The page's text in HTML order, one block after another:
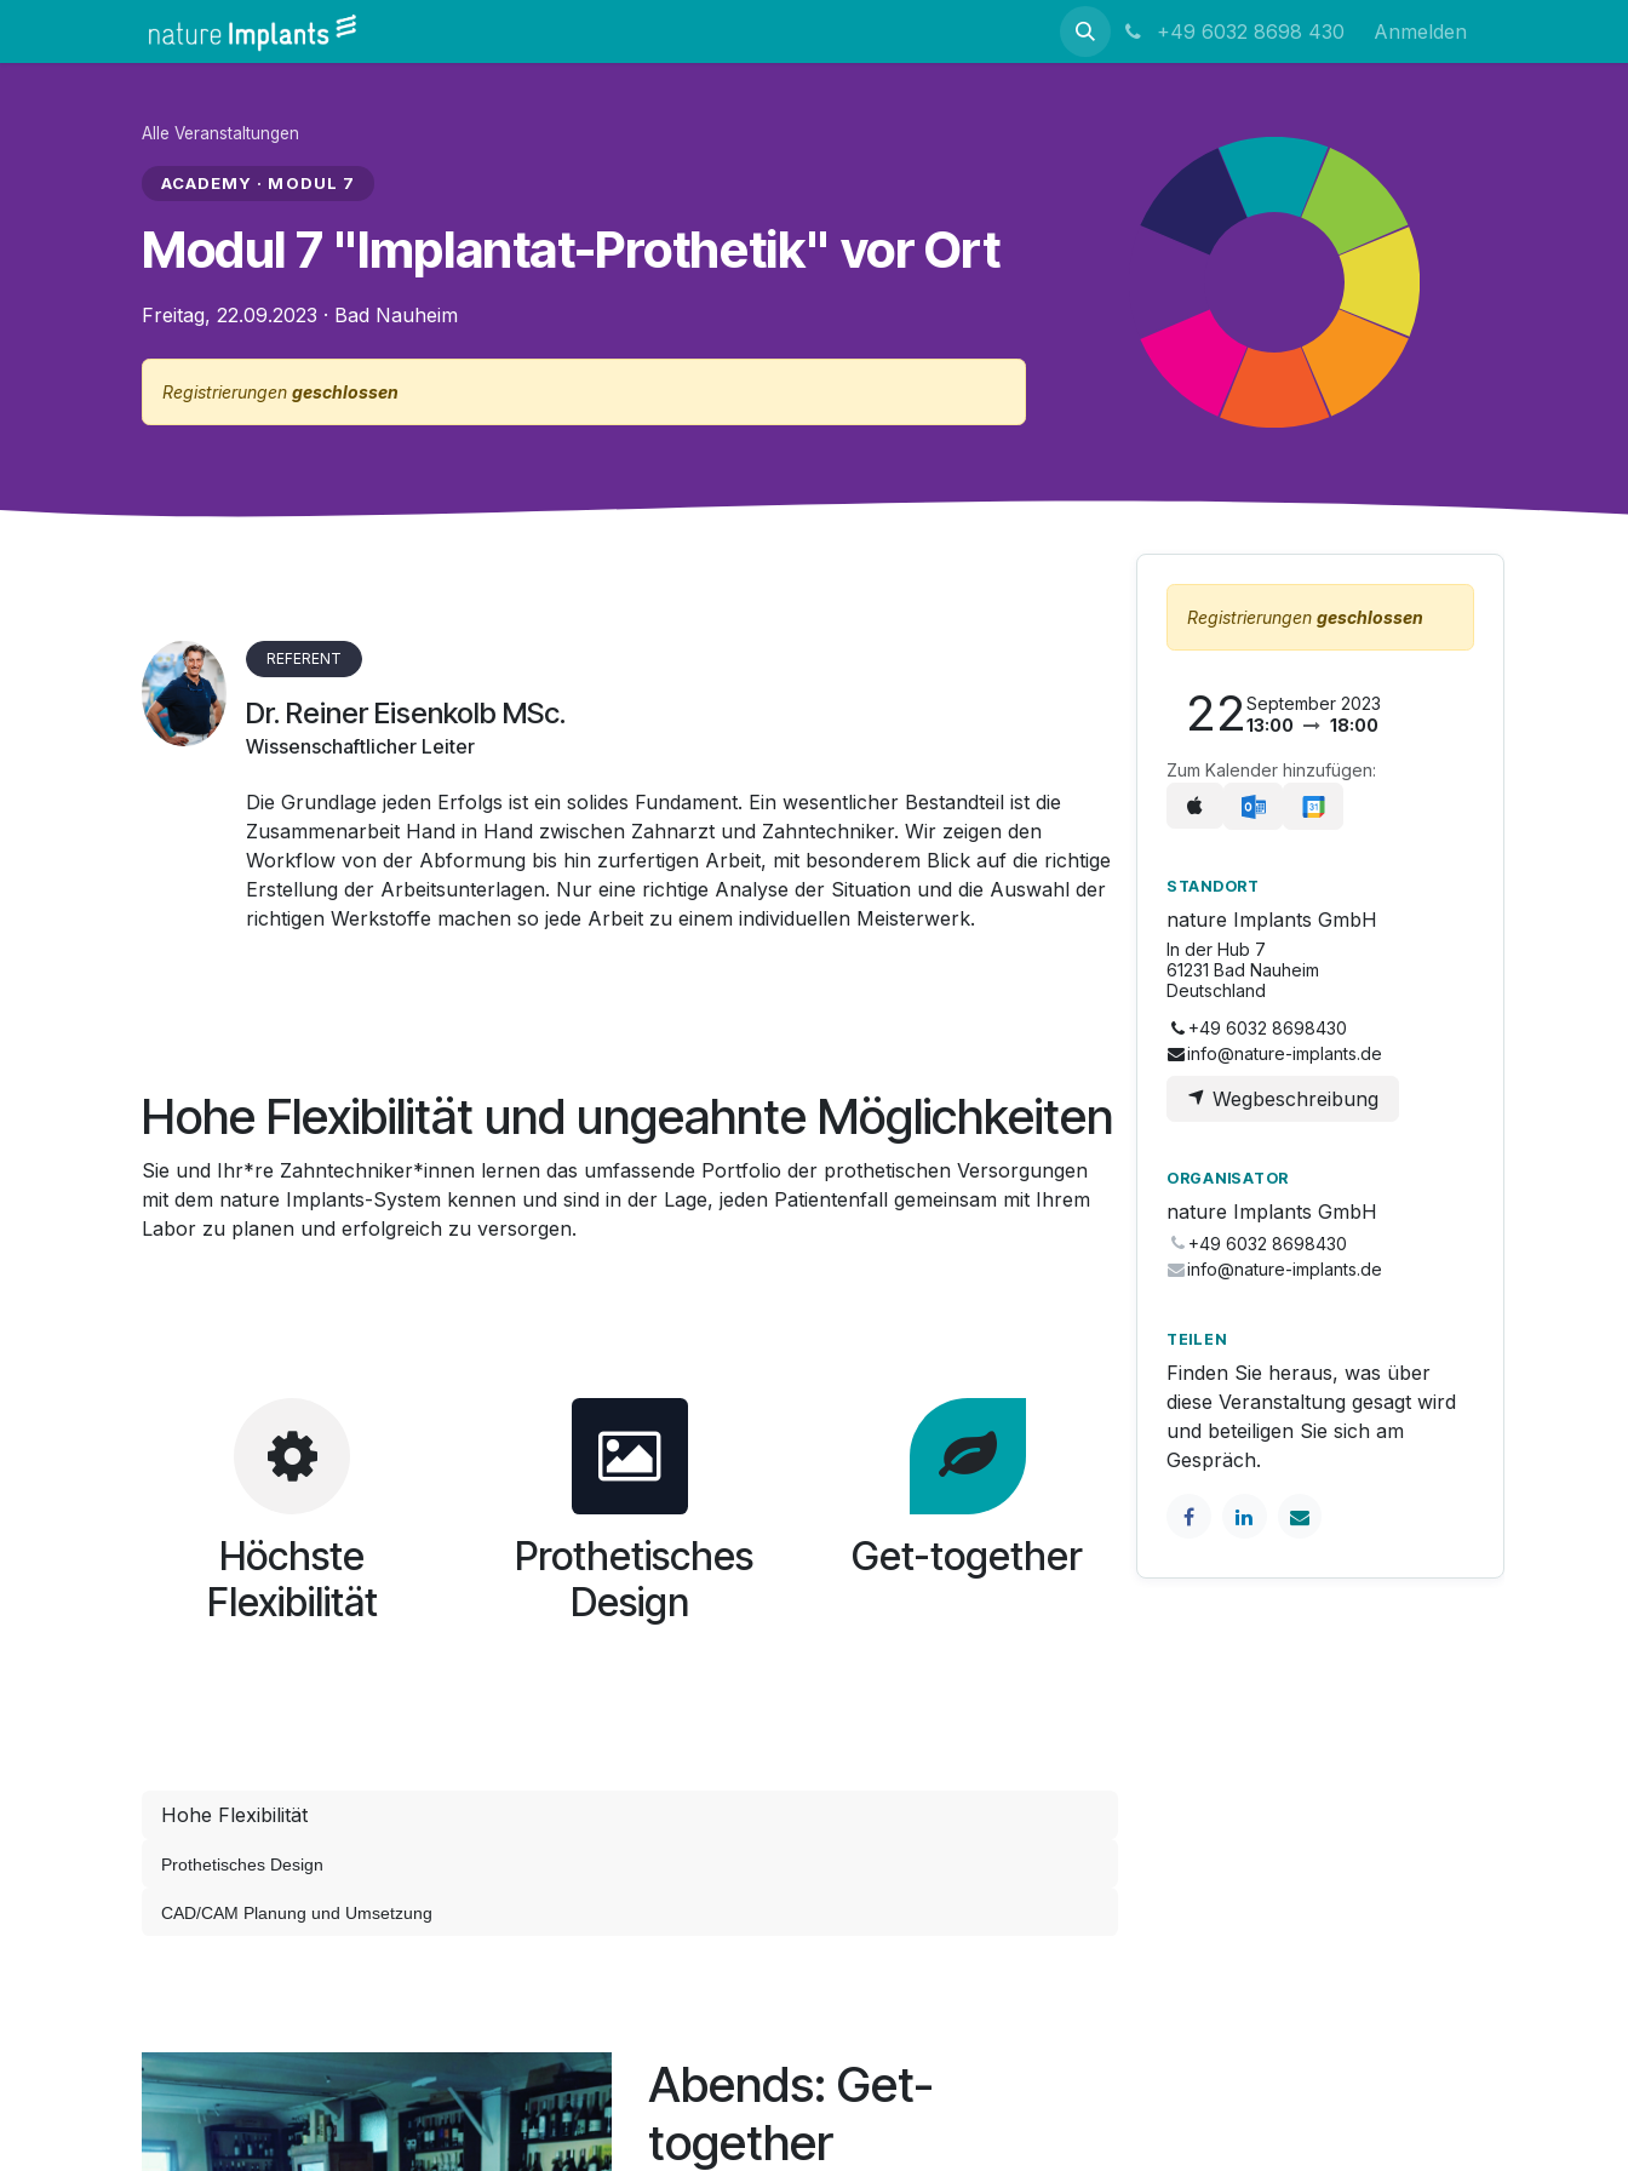
+49 6032 8698 430 Anmelden
Alle Veranstaltungen
ACADEMY · MODUL 7
Modul 7 "Implantat-Prothetik" vor Ort
Freitag, 22.09.2023 · Bad Nauheim
Registrierungen geschlossen
REFERENT
Dr. Reiner Eisenkolb MSc.
Wissenschaftlicher Leiter
Die Grundlage jeden Erfolgs ist ein solides Fundament. Ein wesentlicher Bestandteil ist die
Zusammenarbeit Hand in Hand zwischen Zahnarzt und Zahntechniker. Wir zeigen den
Workflow von der Abformung bis hin zurfertigen Arbeit, mit besonderem Blick auf die richtige
Erstellung der Arbeitsunterlagen. Nur eine richtige Analyse der Situation und die Auswahl der
richtigen Werkstoffe machen so jede Arbeit zu einem individuellen Meisterwerk.
Hohe Flexibilität und ungeahnte Möglichkeiten
Sie und Ihr*re Zahntechniker*innen lernen das umfassende Portfolio der prothetischen Versorgungen
mit dem nature Implants-System kennen und sind in der Lage, jeden Patientenfall gemeinsam mit Ihrem
Labor zu planen und erfolgreich zu versorgen.
Höchste
Flexibilität
Prothetisches
Design
Get-together
Hohe Flexibilität
Prothetisches Design
CAD/CAM Planung und Umsetzung
Abends: Get-
together
Registrierungen geschlossen
22September 2023
13:00
18:00
Zum Kalender hinzufügen:
STANDORT
nature Implants GmbH
In der Hub 7
61231 Bad Nauheim
Deutschland
+49 6032 8698430
info@nature-implants.de
Wegbeschreibung
ORGANISATOR
nature Implants GmbH
+49 6032 8698430
info@nature-implants.de
TEILEN
Finden Sie heraus, was über
diese Veranstaltung gesagt wird
und beteiligen Sie sich am
Gespräch.